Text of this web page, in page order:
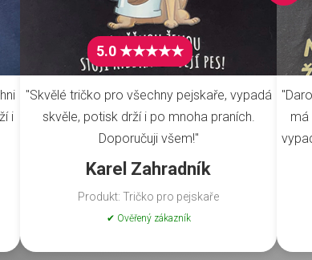
i
5.0 ★★★★★
"Skvělé tričko pro všechny pejskaře, vypadá
skvěle, potisk drží i po mnoha praních.
Doporučuji všem!"
Karel Zahradník
Produkt: Tričko pro pejskaře
✔ Ověřený zákazník
má